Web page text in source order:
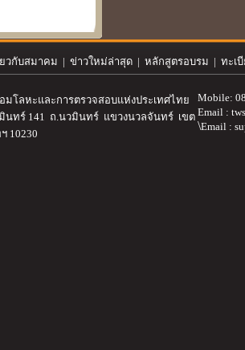
ยวกับสมาคม | ข่าวใหม่ล่าสุด | หลักสูตรอบรม | ทะเ
มโลหะและการตรวจสอบแห่งประเทศไทย
นทร์ 141 ถ.นวมินทร์ แขวงนวลจันทร์ เขต
10230
Mobile:
Email :
\Email :